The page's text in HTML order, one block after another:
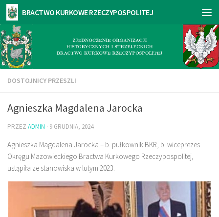
DOSTOJNICY PRZESZLI
Agnieszka Magdalena Jarocka
PRZEZ ADMIN · 9 GRUDNIA, 2024
Agnieszka Magdalena Jarocka – b. pułkownik BKR, b. wiceprezes
Okręgu Mazowieckiego Bractwa Kurkowego Rzeczypospolitej,
ustąpiła ze stanowiska w lutym 2023.